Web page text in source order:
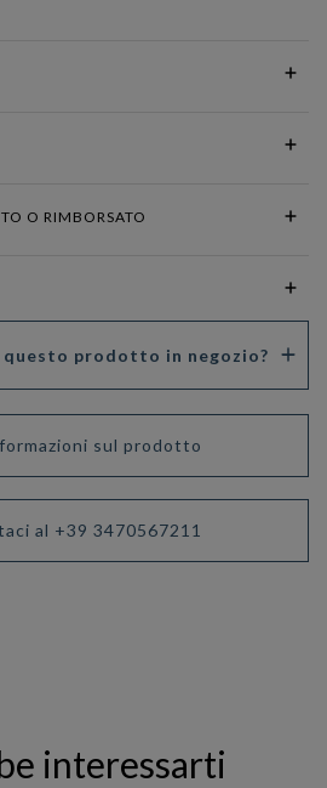
O RIMBORSATO
prodotto in negozio?
sul prodotto
al +39 3470567211
interessarti